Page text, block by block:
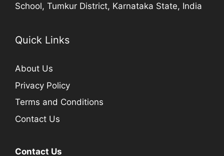
School, Tumkur District, Karnataka State, India
Quick Links
About Us
Privacy Policy
Terms and Conditions
Contact Us
Contact Us